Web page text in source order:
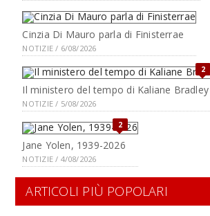
Cinzia Di Mauro parla di Finisterrae
NOTIZIE / 6/08/2026
2
Il ministero del tempo di Kaliane Bradley
NOTIZIE / 5/08/2026
2
Jane Yolen, 1939-2026
NOTIZIE / 4/08/2026
ARTICOLI PIÙ POPOLARI